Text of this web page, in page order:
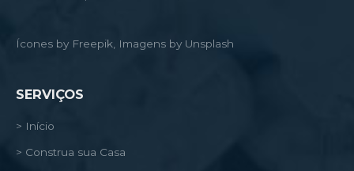
Ícones by Freepik, Imagens by Unsplash
SERVIÇOS
> Início
> Construa sua Casa